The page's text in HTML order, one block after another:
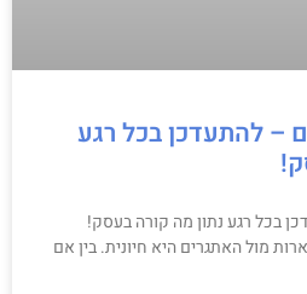
– להתעדכן בכל רגע
בכל רגע נתון מה קורה בעסק!
מול האתגרים היא חיונית. בין אם